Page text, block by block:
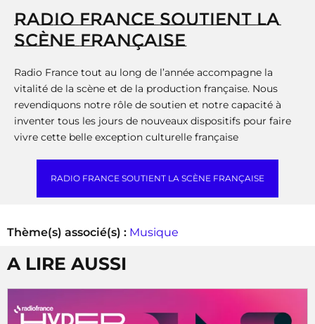
RADIO FRANCE SOUTIENT LA
SCÈNE FRANÇAISE
Radio France tout au long de l’année accompagne la
vitalité de la scène et de la production française. Nous
revendiquons notre rôle de soutien et notre capacité à
inventer tous les jours de nouveaux dispositifs pour faire
vivre cette belle exception culturelle française
RADIO FRANCE SOUTIENT LA SCÈNE FRANÇAISE
Thème(s) associé(s) : Musique
A LIRE AUSSI